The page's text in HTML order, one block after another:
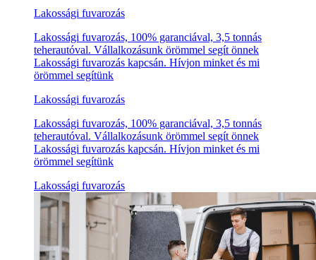
Lakossági fuvarozás
Lakossági fuvarozás, 100% garanciával, 3,5 tonnás
teherautóval. Vállalkozásunk örömmel segít önnek
Lakossági fuvarozás kapcsán. Hívjon minket és mi
örömmel segítünk
Lakossági fuvarozás
Lakossági fuvarozás, 100% garanciával, 3,5 tonnás
teherautóval. Vállalkozásunk örömmel segít önnek
Lakossági fuvarozás kapcsán. Hívjon minket és mi
örömmel segítünk
Lakossági fuvarozás